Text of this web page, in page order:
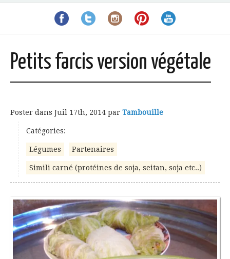
Petits farcis version végétale
Poster dans Juil 17th, 2014 par Tambouille
Catégories:
Légumes Partenaires
Simili carné (protéines de soja, seitan, soja etc..)